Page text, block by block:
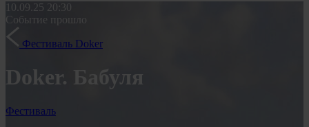
10.09.25 20:30
Событие прошло
Фестиваль Doker
Doker. Бабуля
Фестиваль